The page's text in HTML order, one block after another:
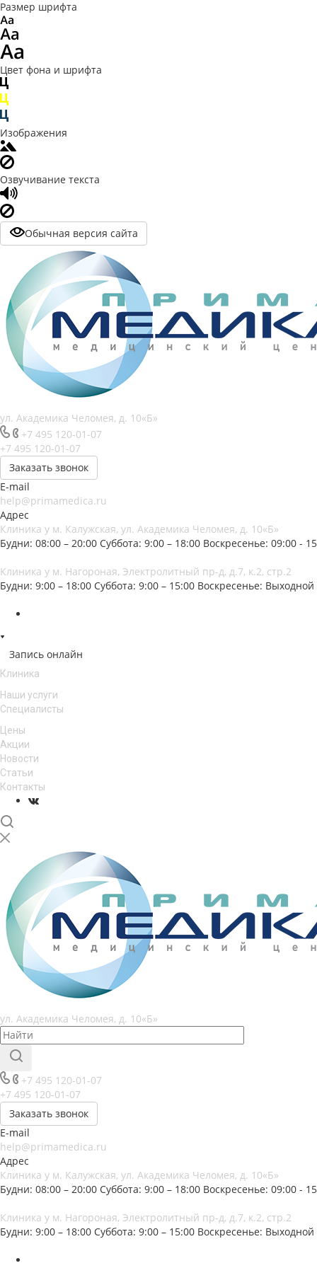
Размер шрифта
Цвет фона и шрифта
Изображения
Озвучивание текста
Обычная версия сайта
ул. Академика Челомея, д. 10«Б»
+7 495 120-01-07
+7 495 120-01-07
Заказать звонок
E-mail
help@primamedica.ru
Адрес
Клиника у м. Калужская, ул. Академика Челомея, д. 10«Б»
Будни: 08:00 – 20:00 Суббота: 9:00 – 18:00 Воскресенье: 09:00 -
Клиника у м. Нагороная, Электролитный пр-д, д.7, к.2, стр.2
Будни: 9:00 – 18:00 Суббота: 9:00 – 15:00 Воскресенье: Выходной
Запись онлайн
Клиника
Наши услуги
Специалисты
Цены
Акции
Новости
Статьи
Контакты
ул. Академика Челомея, д. 10«Б»
+7 495 120-01-07
+7 495 120-01-07
Заказать звонок
E-mail
help@primamedica.ru
Адрес
Клиника у м. Калужская, ул. Академика Челомея, д. 10«Б»
Будни: 08:00 – 20:00 Суббота: 9:00 – 18:00 Воскресенье: 09:00 -
Клиника у м. Нагороная, Электролитный пр-д, д.7, к.2, стр.2
Будни: 9:00 – 18:00 Суббота: 9:00 – 15:00 Воскресенье: Выходной